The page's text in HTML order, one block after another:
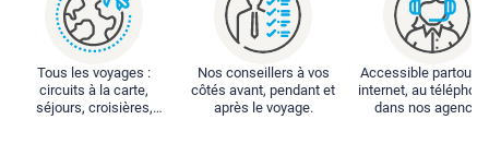
Tous les voyages :
circuits à la carte,
séjours, croisières,
Nos conseillers à vos
côtés avant, pendant et
après le voyage.
Accessible partout :
internet, au
dans nos